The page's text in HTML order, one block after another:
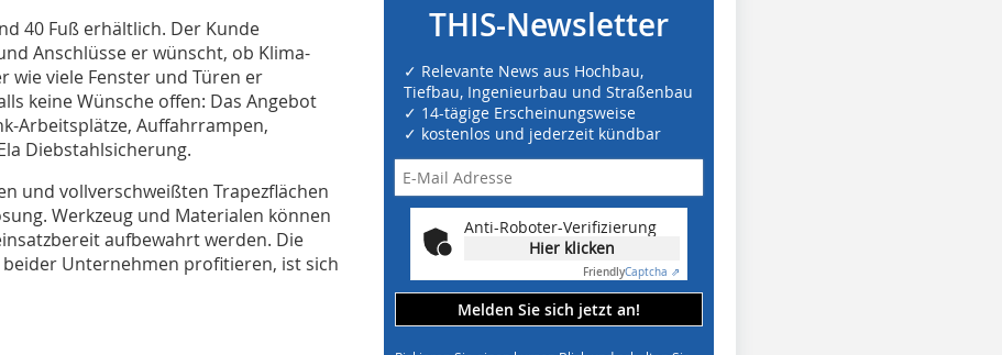
40 Fuß erhältlich. Der Kunde
Anschlüsse er wünscht, ob Klima-
wie viele Fenster und Türen er
keine Wünsche offen: Das Angebot
Arbeitsplätze, Auffahrrampen,
Diebstahlsicherung.
und vollverschweißten Trapezflächen
Werkzeug und Materialen können
aufbewahrt werden. Die
Unternehmen profitieren, ist sich
THIS-Newsletter
✓ Relevante News aus Hochbau,
Tiefbau, Ingenieurbau und Straßenbau
✓ 14-tägige Erscheinungsweise
✓ kostenlos und jederzeit kündbar
Anti-Roboter-Verifizierung
Hier klicken
FriendlyCaptcha ⇗
Melden Sie sich jetzt an!